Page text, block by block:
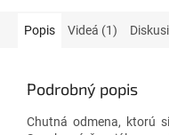
Popis Videá (1)
Podrobný popis
Chutná odmena, ktorú